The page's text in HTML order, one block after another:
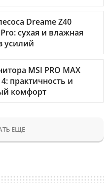
Dreame Z40
сухая и влажная
усилий
MSI PRO MAX
практичность и
комфорт
ЕЩЕ